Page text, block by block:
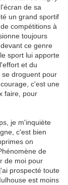
de sa
un grand sportif
compétitions à
toujours
ce genre
sport lui apporte
et du
se droguent pour
c'est une
faire, pour
je m'inquiète
c'est bien
on
de
de moi pour
prospecté toute
est moins